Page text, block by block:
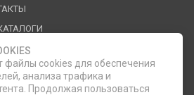
И
файлы cookies для обеспечения
анализа трафика и
Продолжая пользоваться